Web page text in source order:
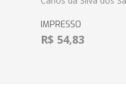
IMPRESSO
R$ 54,83